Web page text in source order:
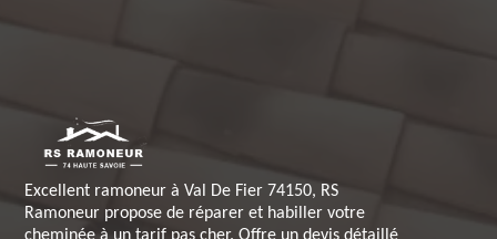
Excellent ramoneur à Val De Fier 74150, RS
Ramoneur propose de réparer et habiller votre